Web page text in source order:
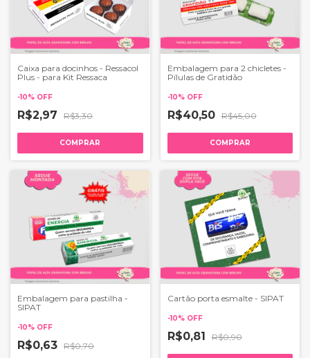
Caixa para docinhos - Ressacol
Plus - para Kit Ressaca
-10% OFF
R$2,97 R$3,30
COMPRAR
Embalagem para 2 chicletes -
Pílulas de Gratidão
-10% OFF
R$40,50 R$45,00
COMPRAR
Embalagem para pastilha -
SIPAT
-10% OFF
R$0,63 R$0,70
Cartão porta esmalte - SIPAT
-10% OFF
R$0,81 R$0,90